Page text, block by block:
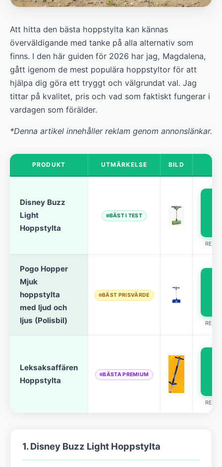
Att hitta den bästa hoppstylta kan kännas
överväldigande med tanke på alla alternativ som
finns. I den här guiden för 2026 har jag, Magdalena,
gått igenom de mest populära hoppstyltor för att
hjälpa dig göra ett tryggt och välgrundat val. Jag
tittar på kvalitet, pris och vad som faktiskt fungerar i
vardagen som förälder.
*Denna artikel innehåller reklam genom annonslänkar.
PRODUKT UTMÄRKELSE BILD
Disney Buzz
Light
Hoppstylta
BÄST I TEST
Pogo Hopper
Mjuk
hoppstylta
med ljud och
ljus (Polisbil)
BÄST PRISVÄRDE
Leksaksaffären
Hoppstylta
BÄSTA PREMIUM
1. Disney Buzz Light Hoppstylta